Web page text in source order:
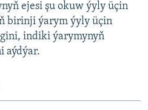
ejesi şu okuw ýyly üçin
birinji ýarym ýyly üçin
indiki ýarymynyň
aýdýar.